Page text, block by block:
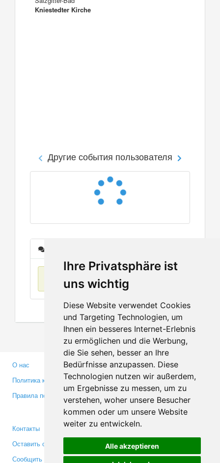
Ihre Privatsphäre ist
uns wichtig
Diese Website verwendet Cookies
und Targeting Technologien, um
Ihnen ein besseres Internet-Erlebnis
zu ermöglichen und die Werbung,
die Sie sehen, besser an Ihre
Bedürfnisse anzupassen. Diese
Technologien nutzen wir außerdem,
um Ergebnisse zu messen, um zu
verstehen, woher unsere Besucher
kommen oder um unsere Website
weiter zu entwickeln.
Alle akzeptieren
Kniestedter Kirche
Другие события пользователя
О нас
Политика конфиденциальности
Правила пользования
Партнерам
Инвесторам
Медиа
Контакты
Оставить отзыв
Сообщить об ошибке
Facebook
Twitter
YouTube